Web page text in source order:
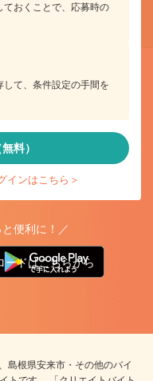
おくことで、応募時の
て、条件設定の手間を
料）
インはこちら＞
便利に！／
ードはこちらから
島根県安来市・その他のバイ